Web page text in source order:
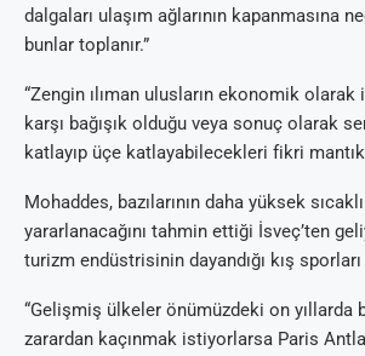
dalgaları ulaşım ağlarının kapanmasına
bunlar toplanır.”
“Zengin ılıman ulusların ekonomik
karşı bağışık olduğu veya sonuç olarak
katlayıp üçe katlayabilecekleri fikri
Mohaddes, bazılarının daha yüksek
yararlanacağını tahmin ettiği İsveç’ten
turizm endüstrisinin dayandığı kış sporları
“Gelişmiş ülkeler önümüzdeki on yıllarda
zarardan kaçınmak istiyorlarsa Paris